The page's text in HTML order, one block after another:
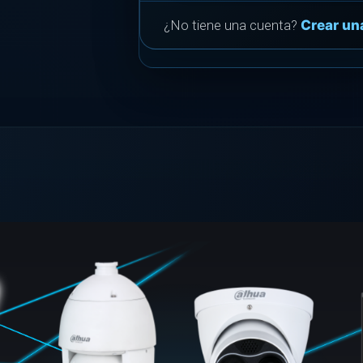
¿No tiene una cuenta? Crear